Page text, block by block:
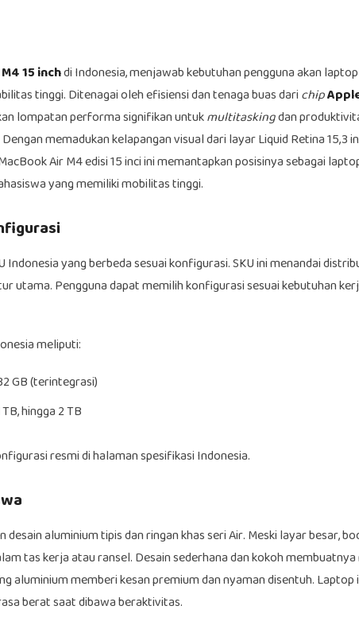
15 inchdi Indonesia, menjawab kebutuhan pengguna akan
tinggi. Ditenagai oleh efisiensi dan tenaga buas darichip
lompatan performa signifikan untukmultitaskingdan
memadukan kelapangan visual dari layar Liquid Retina 15,3
Air M4 edisi 15 inci ini memantapkan posisinya sebagai
yang memiliki mobilitas tinggi.
Indonesia yang berbeda sesuai konfigurasi. SKU ini menandai
utama. Pengguna dapat memilih konfigurasi sesuai kebutuhan
meliputi:
GB (terintegrasi)
hingga 2 TB
resmi di halaman spesifikasi Indonesia.
aluminium tipis dan ringan khas seri Air. Meski layar besar,
tas kerja atau ransel. Desain sederhana dan kokoh
aluminium memberi kesan premium dan nyaman disentuh. Laptop
berat saat dibawa beraktivitas.